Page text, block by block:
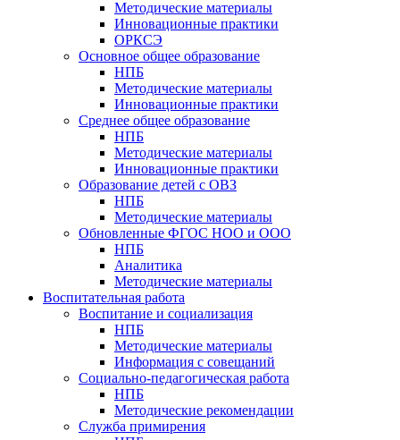
Методические материалы
Инновационные практики
ОРКСЭ
Основное общее образование
НПБ
Методические материалы
Инновационные практики
Среднее общее образование
НПБ
Методические материалы
Инновационные практики
Образование детей с ОВЗ
НПБ
Методические материалы
Обновленные ФГОС НОО и ООО
НПБ
Аналитика
Методические материалы
Воспитательная работа
Воспитание и социализация
НПБ
Методические материалы
Информация с совещаний
Социально-педагогическая работа
НПБ
Методические рекомендации
Служба примирения